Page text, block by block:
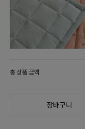
총 상품 금액
장바구니